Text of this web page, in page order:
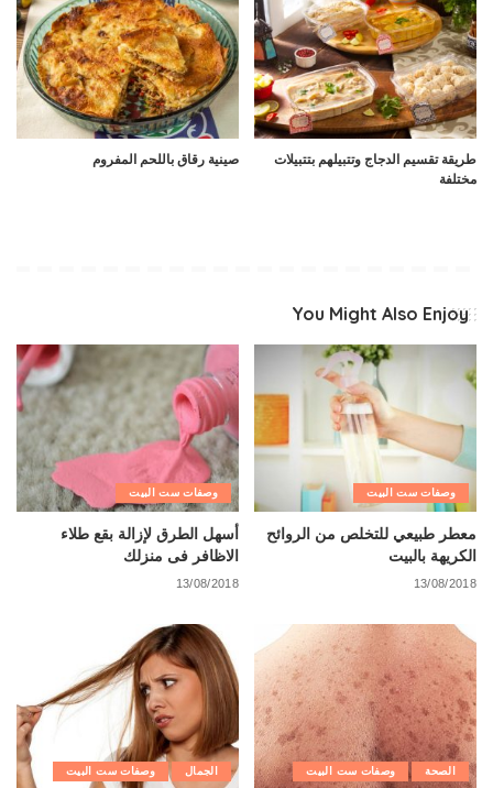
طريقة تقسيم الدجاج وتتبيلهم بتتبيلات
مختلفة
صينية رقاق باللحم المفروم
You Might Also Enjoy
وصفات ست البيت
معطر طبيعي للتخلص من الروائح
الكريهة بالبيت
13/08/2018
وصفات ست البيت
أسهل الطرق لإزالة بقع طلاء
الاظافر فى منزلك
13/08/2018
الصحة وصفات ست البيت الجمال وصفات ست البيت